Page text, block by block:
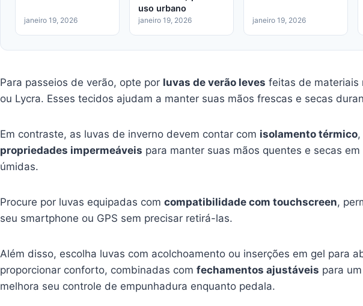
janeiro 19, 2026
uso urbano
janeiro 19, 2026 janeiro 19, 2026
Para passeios de verão, opte por luvas de verão leves feitas de materiais
ou Lycra. Esses tecidos ajudam a manter suas mãos frescas e secas
Em contraste, as luvas de inverno devem contar com isolamento térmico
propriedades impermeáveis para manter suas mãos quentes e secas
úmidas.
Procure por luvas equipadas com compatibilidade com touchscreen,
seu smartphone ou GPS sem precisar retirá-las.
Além disso, escolha luvas com acolchoamento ou inserções em gel para
proporcionar conforto, combinadas com fechamentos ajustáveis para
melhora seu controle de empunhadura enquanto pedala.